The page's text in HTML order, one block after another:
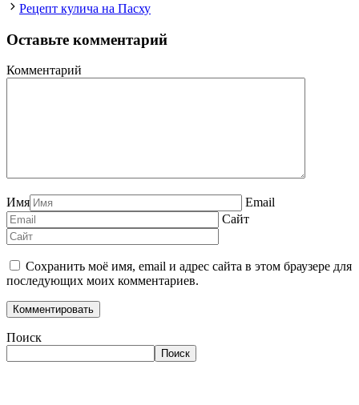
Рецепт кулича на Пасху
Оставьте комментарий
Комментарий
Имя
Email
Сайт
Сохранить моё имя, email и адрес сайта в этом браузере для
последующих моих комментариев.
Поиск
Поиск